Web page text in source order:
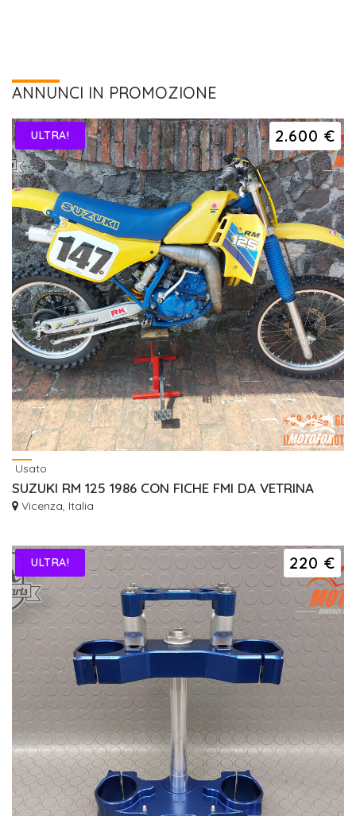
ANNUNCI IN PROMOZIONE
2.600 €
ULTRA!
Usato
SUZUKI RM 125 1986 CON FICHE FMI DA VETRINA
Vicenza, Italia
220 €
ULTRA!